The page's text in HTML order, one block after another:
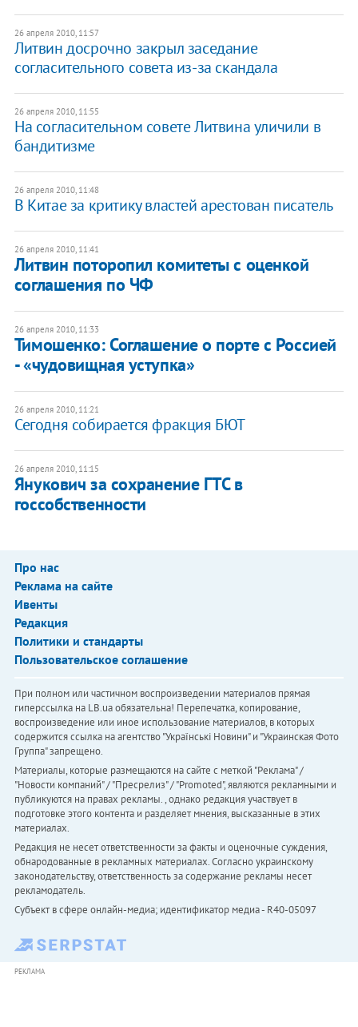
26 апреля 2010, 11:57
Литвин досрочно закрыл заседание
согласительного совета из-за скандала
26 апреля 2010, 11:55
На согласительном совете Литвина уличили в
бандитизме
26 апреля 2010, 11:48
В Китае за критику властей арестован писатель
26 апреля 2010, 11:41
Литвин поторопил комитеты с оценкой
соглашения по ЧФ
26 апреля 2010, 11:33
Тимошенко: Соглашение о порте с Россией
- «чудовищная уступка»
26 апреля 2010, 11:21
Сегодня собирается фракция БЮТ
26 апреля 2010, 11:15
Янукович за сохранение ГТС в
госсобственности
Про нас
Реклама на сайте
Ивенты
Редакция
Политики и стандарты
Пользовательское соглашение
При полном или частичном воспроизведении материалов прямая
гиперссылка на LB.ua обязательна! Перепечатка, копирование,
воспроизведение или иное использование материалов, в которых
содержится ссылка на агентство "Українськi Новини" и "Украинская Фото
Группа" запрещено.
Материалы, которые размещаются на сайте с меткой "Реклама" /
"Новости компаний" / "Пресрелиз" / "Promoted", являются рекламными и
публикуются на правах рекламы. , однако редакция участвует в
подготовке этого контента и разделяет мнения, высказанные в этих
материалах.
Редакция не несет ответственности за факты и оценочные суждения,
обнародованные в рекламных материалах. Согласно украинскому
законодательству, ответственность за содержание рекламы несет
рекламодатель.
Субъект в сфере онлайн-медиа; идентификатор медиа - R40-05097
РЕКЛАМА